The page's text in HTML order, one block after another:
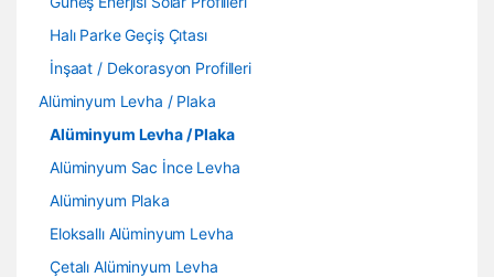
Halı Parke Geçiş Çıtası
İnşaat / Dekorasyon Profilleri
Alüminyum Levha / Plaka
Alüminyum Levha / Plaka
Alüminyum Sac İnce Levha
Alüminyum Plaka
Eloksallı Alüminyum Levha
Çetalı Alüminyum Levha